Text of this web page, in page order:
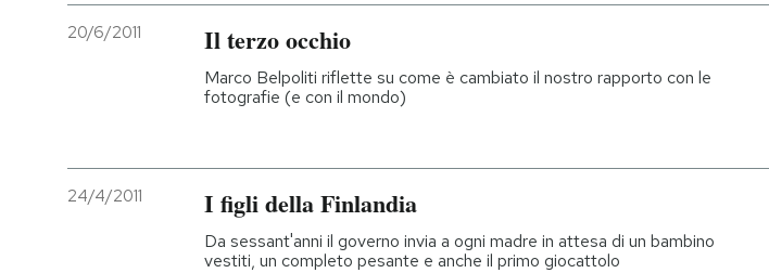
20/6/2011 Il terzo occhio
Marco Belpoliti riflette su come è cambiato il nostro rapporto con le
fotografie (e con il mondo)
24/4/2011 I figli della Finlandia
Da sessant'anni il governo invia a ogni madre in attesa di un bambino
vestiti, un completo pesante e anche il primo giocattolo